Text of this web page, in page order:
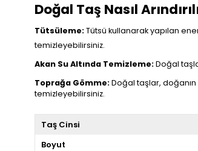
Doğal Taş Nasıl
Tütsüleme:Tütsü kullanarak yapılan
temizleyebilirsiniz.
Akan Su Altında Temizleme:Doğal
Toprağa Gömme:Doğal taşlar,
temizleyebilirsiniz.
Taş Cinsi
Boyut